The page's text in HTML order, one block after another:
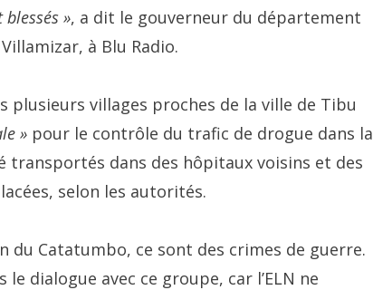
», a dit le gouverneur du département
à Blu Radio.
plusieurs villages proches de la ville de Tibu
»pour le contrôle du trafic de drogue dans la
transportés dans des hôpitaux voisins et des
selon les autorités.
du Catatumbo, ce sont des crimes de guerre.
dialogue avec ce groupe, car l’ELN ne